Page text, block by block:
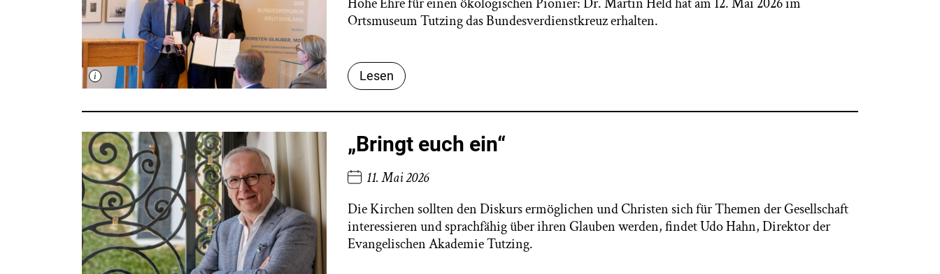
Ortsmuseum Tutzing das Bundesverdienstkreuz erhalten.
Lesen
„Bringt euch ein“
11. Mai 2026
Die Kirchen sollten den Diskurs ermöglichen und Christen sich für Themen der Gesellschaft
interessieren und sprachfähig über ihren Glauben werden, findet Udo Hahn, Direktor der
Evangelischen Akademie Tutzing.